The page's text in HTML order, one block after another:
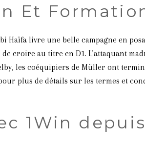
Et
Haïfa livre une belle campagne en
croire au titre en D1. L’attaquant
les coéquipiers de Müller ont
plus de détails sur les termes et
1Win